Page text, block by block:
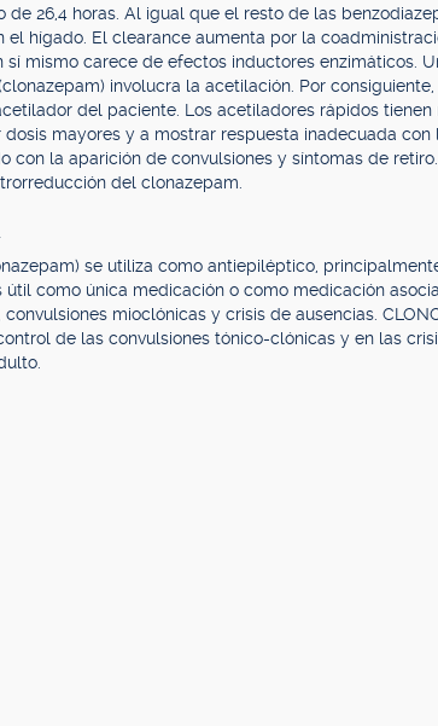
de 26,4 horas. Al igual que el resto de las
el hígado. El clearance aumenta por la
sí mismo carece de efectos inductores enzimáticos.
involucra la acetilación. Por
del paciente. Los acetiladores rápidos
dosis mayores y a mostrar respuesta inadecuada
con la aparición de convulsiones y síntomas de
del clonazepam.
se utiliza como antiepiléptico,
útil como única medicación o como medicación
convulsiones mioclónicas y crisis de ausencias.
de las convulsiones tónico-clónicas y en las